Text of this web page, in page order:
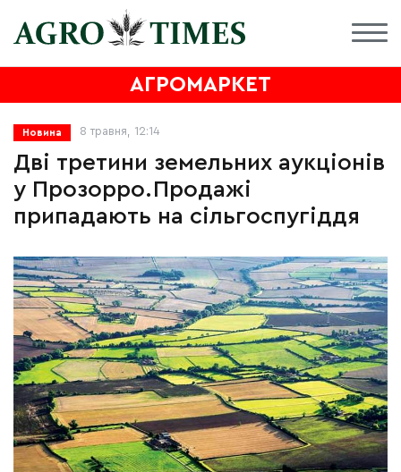
АГРОМАРКЕТ
Новина 8 травня, 12:14
Дві третини земельних аукціонів
у Прозорро.Продажі
припадають на сільгоспугіддя